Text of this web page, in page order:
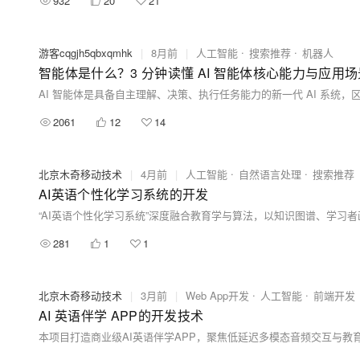
游客cqgjh5qbxqmhk | 8月前 | 人工智能 搜索推荐 机器人
智能体是什么？3 分钟读懂 AI 智能体核心能力与应用
2061 12 14
北京木奇移动技术 | 4月前 | 人工智能 自然语言处理 搜索推荐
AI英语个性化学习系统的开发
281 1 1
北京木奇移动技术 | 3月前 | Web App开发 人工智能 前端开发
AI 英语伴学 APP的开发技术